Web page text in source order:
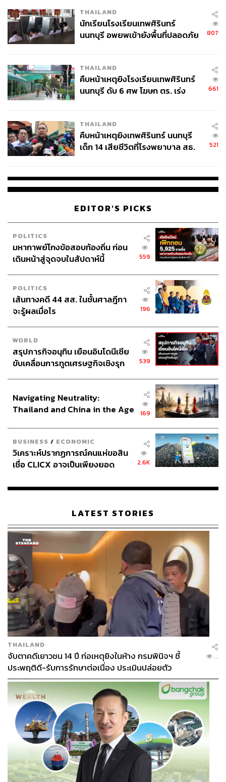
THAILAND
นักเรียนโรงเรียนเทพศิรินทร์
นนทบุรี อพยพเข้ายังพื้นที่ปลอดภัย
807
THAILAND
คืบหน้าเหตุยิงโรงเรียนเทพศิรินทร์
นนทบุรี ดับ 6 ศพ โฆษก ตร. เร่ง
661
THAILAND
คืบหน้าเหตุยิงเทพศิรินทร์ นนทบุรี
เด็ก 14 เสียชีวิตที่โรงพยาบาล สธ.
521
EDITOR'S PICKS
POLITICS
มหากาพย์โกงข้อสอบท้องถิ่น ก่อน
เดินหน้าสู่จุดจบในสัปดาห์นี้
559
POLITICS
เส้นทางคดี 44 สส. ในชั้นศาลฎีกา
จะรู้ผลเมื่อไร
196
WORLD
สรุปภารกิจอนุทิน เยือนอินโดนีเซีย
ขับเคลื่อนการทูตเศรษฐกิจเชิงรุก
539
Navigating Neutrality:
Thailand and China in the Age
169
BUSINESS / ECONOMIC
วิเคราะห์ปรากฏการณ์คนแห่ขอสิน
เชื่อ CLICX อาจเป็นเพียงยอด
เรือนไทยที่ถูกซุกไว้
2.6K
LATEST STORIES
THAILAND
จับตาคดีเยาวชน 14 ปี ก่อเหตุยิงในห้าง กรมพินิจฯ ชี้
ประพฤติดี-รับการรักษาต่อเนื่อง ประเมินปล่อยตัว
...